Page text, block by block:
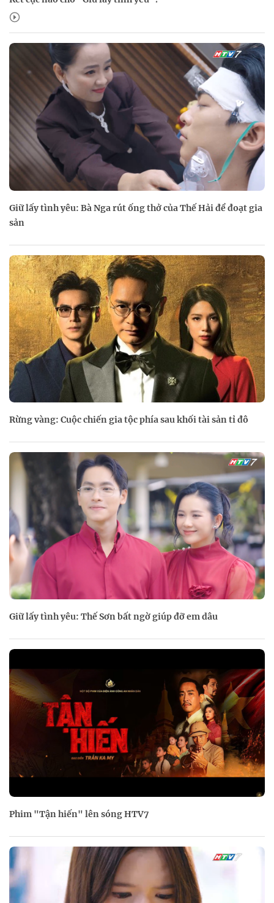
Giữ lấy tình yêu: Bà Nga rút ống thở của Thế Hải để đoạt gia
sản
Rừng vàng: Cuộc chiến gia tộc phía sau khối tài sản tỉ đô
Giữ lấy tình yêu: Thế Sơn bất ngờ giúp đỡ em dâu
Phim "Tận hiến" lên sóng HTV7